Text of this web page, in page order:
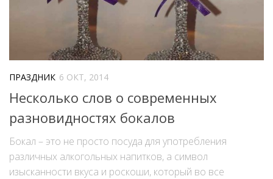
ПРАЗДНИК 6 ОКТ, 2014
Несколько слов о современных
разновидностях бокалов
Бокал – это не просто посуда для употребления
различных алкогольных напитков, а символ
изысканности вкуса и роскоши, который во все